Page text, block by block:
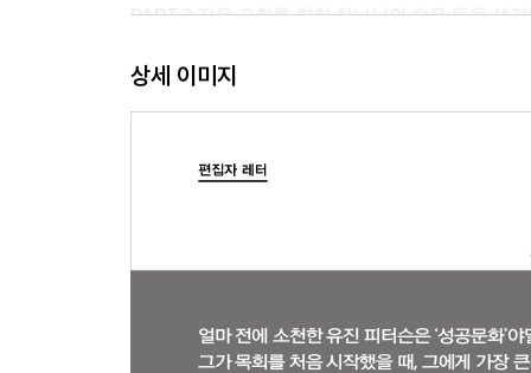
PART 2 작은 교회를 향한 하나님의 숨은 뜻을 생
비판하지 말고 비교하라 | 큰 숫자의 법칙 | 작은
5. 왜 우리 교회는 이토록 독특한가?
6. 교회의 건강과 성장에 대한 놀라운 비밀들
PART 3 작은 교회에 새로운 생명력을 부여하다
상세 이미지